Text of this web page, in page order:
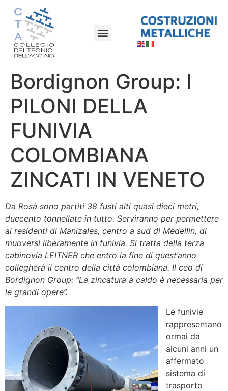
Bordignon Group: I
PILONI DELLA
FUNIVIA
COLOMBIANA
ZINCATI IN VENETO
Da Rosà sono partiti 38 fusti alti quasi dieci metri,
duecento tonnellate in tutto. Serviranno per permettere
ai residenti di Manizales, centro a sud di Medellin, di
muoversi liberamente in funivia. Si tratta della terza
cabinovia LEITNER che entro la fine di quest’anno
collegherà il centro della città colombiana. Il ceo di
Bordignon Group: “La zincatura a caldo è necessaria per
le grandi opere”.
Le funivie
rappresentano
ormai da
alcuni anni un
affermato
sistema di
trasporto